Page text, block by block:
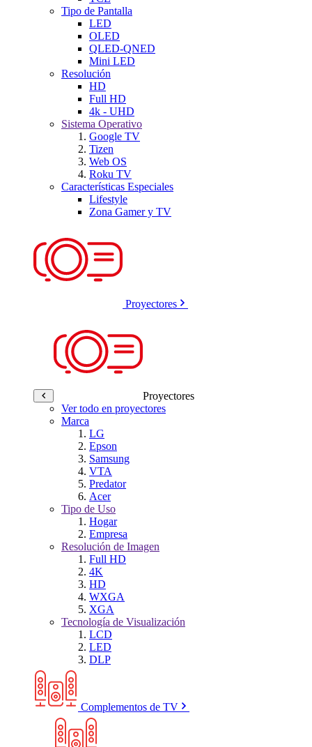
Tipo de Pantalla
LED
OLED
QLED-QNED
Mini LED
Resolución
HD
Full HD
4k - UHD
Sistema Operativo
Google TV
Tizen
Web OS
Roku TV
Características Especiales
Lifestyle
Zona Gamer y TV
Proyectores
Proyectores
Ver todo en proyectores
Marca
LG
Epson
Samsung
VTA
Predator
Acer
Tipo de Uso
Hogar
Empresa
Resolución de Imagen
Full HD
4K
HD
WXGA
XGA
Tecnología de Visualización
LCD
LED
DLP
Complementos de TV